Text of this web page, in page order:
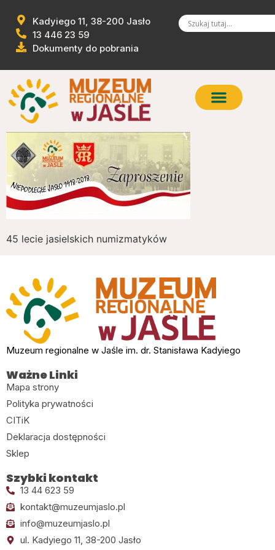
Kadyiego 11, 38-200 Jasło
13 446 23 59
Dokumenty do pobrania
45 lecie jasielskich numizmatyków
Muzeum regionalne w Jaśle im. dr. Stanisława Kadyiego
Ważne Linki
Mapa strony
Polityka prywatności
CITiK
Deklaracja dostępności
Sklep
Szybki kontakt
13 44 623 59
kontakt@muzeumjaslo.pl
info@muzeumjaslo.pl
ul. Kadyiego 11, 38-200 Jasło